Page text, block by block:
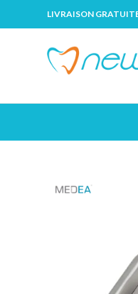
LIVRAISON